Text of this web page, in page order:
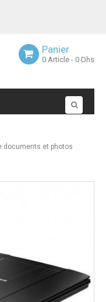
Panier
0 Article - 0 Dhs
documents et photos